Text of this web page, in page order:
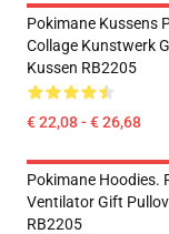
Pokimane Kussens
Collage Kunstwerk
Kussen RB2205
€ 22,08 - € 26,68
Pokimane Hoodies.
Ventilator Gift
RB2205